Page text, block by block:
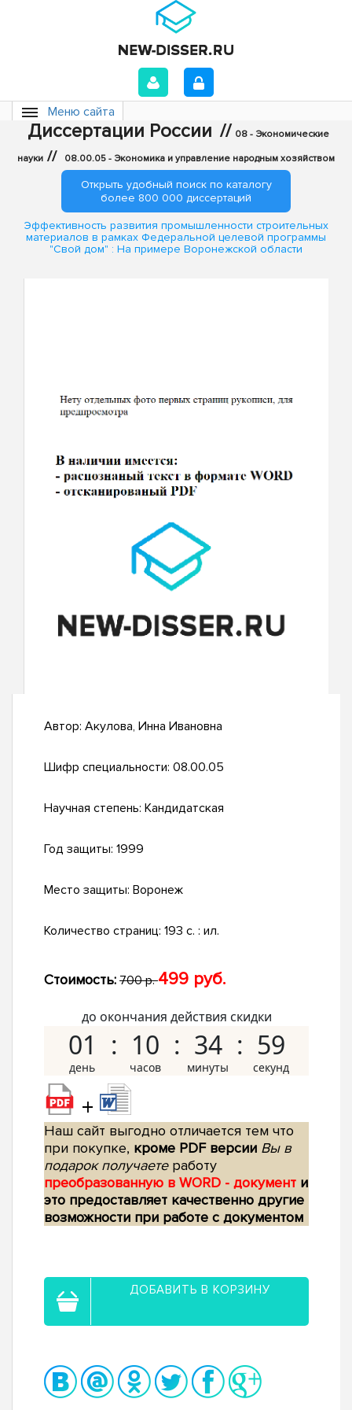
Меню сайта
Диссертации России // 08 - Экономические
науки // 08.00.05 - Экономика и управление народным хозяйством
Открыть удобный поиск по каталогу
более 800 000 диссертаций
Эффективность развития промышленности строительных
материалов в рамках Федеральной целевой программы
"Свой дом" : На примере Воронежской области
Автор: Акулова, Инна Ивановна
Шифр специальности: 08.00.05
Научная степень: Кандидатская
Год защиты: 1999
Место защиты: Воронеж
Количество страниц: 193 с. : ил.
Стоимость: 700 р.499 руб.
до окончания действия скидки
01 10 34 58
+
Наш сайт выгодно отличается тем что
при покупке, кроме PDF версии Вы в
подарок получаетеработу
преобразованную в WORD - документ и
это предоставляет качественно другие
возможности при работе с документом
ДОБАВИТЬ В КОРЗИНУ